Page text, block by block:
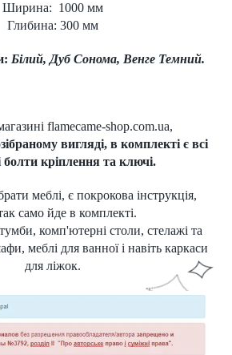
Ширина: 1000 мм
Глибина: 300 мм
Білий, Дуб Сонома, Венге Темний.
flamecame-shop.com.ua,
вигляді, в комплекті є всі
болти кріплення та ключі.
меблі, є покрокова інструкція,
само йде в комплекті.
тумби, комп'ютерні столи, стелажі та
меблі для ванної і навіть каркаси
для ліжок.